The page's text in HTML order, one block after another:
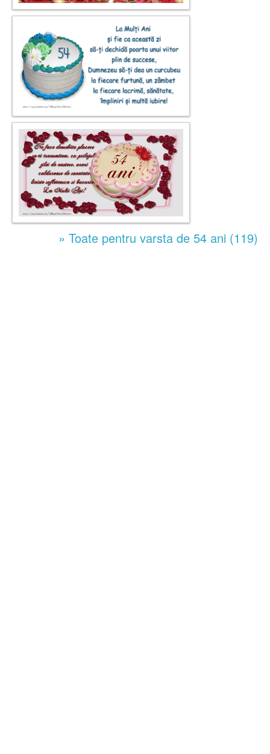
» Toate pentru varsta de 54 ani (119)